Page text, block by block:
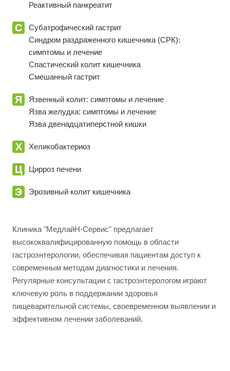
Реактивный панкреатит
С
Субатрофический гастрит
Синдром раздраженного кишечника (СРК):
симптомы и лечение
Спастический колит кишечника
Смешанный гастрит
Я
Язвенный колит: симптомы и лечение
Язва желудка: симптомы и лечение
Язва двенадцатиперстной кишки
Х Хеликобактериоз
Ц Цирроз печени
Э Эрозивный колит кишечника
Клиника "МедлайН-Сервис" предлагает
высококвалифицированную помощь в области
гастроэнтерологии, обеспечивая пациентам доступ к
современным методам диагностики и лечения.
Регулярные консультации с гастроэнтерологом играют
ключевую роль в поддержании здоровья
пищеварительной системы, своевременном выявлении и
эффективном лечении заболеваний.